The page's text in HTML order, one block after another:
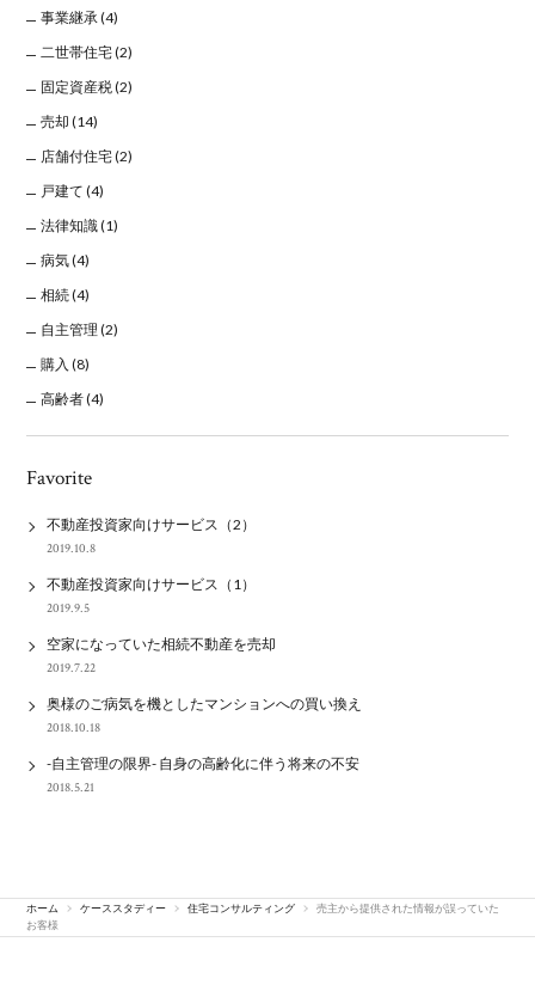
事業継承(4)
二世帯住宅(2)
固定資産税(2)
売却 (14)
店舗付住宅(2)
戸建て (4)
法律知識(1)
病気(4)
相続(4)
自主管理 (2)
購入 (8)
高齢者(4)
Favorite
不動産投資家向けサービス（2）
2019.10.8
不動産投資家向けサービス（1）
2019.9.5
空家になっていた相続不動産を売却
2019.7.22
奥様のご病気を機としたマンションへの買い換え
2018.10.18
-自主管理の限界- 自身の高齢化に伴う将来の不安
2018.5.21
ホーム ケーススタディー 住宅コンサルティング
売主から提供された情報が誤っていた
お客様